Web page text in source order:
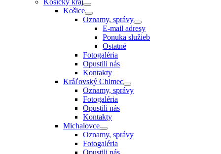
Košický kraj
Košice
Oznamy, správy
E-mail adresy
Ponuka služieb
Ostatné
Fotogaléria
Opustili nás
Kontakty
Kráľovský Chlmec
Oznamy, správy
Fotogaléria
Opustili nás
Kontakty
Michalovce
Oznamy, správy
Fotogaléria
Opustili nás